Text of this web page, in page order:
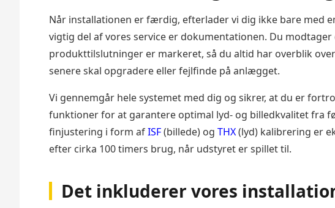
Når installationen er færdig, efterlader vi dig ikke bare med
vigtig del af vores service er dokumentationen. Du
produkttilslutninger er markeret, så du altid har overblik
senere skal opgradere eller fejlfinde på anlægget.
Vi gennemgår hele systemet med dig og sikrer, at du er
funktioner for at garantere optimal lyd- og billedkvalitet fra
finjustering i form afISF(billede) og THX(lyd) kalibrering er
efter cirka 100 timers brug, når udstyret er spillet til.
Det inkluderer vores